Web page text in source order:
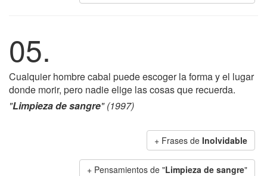
05.
Cualquier hombre cabal puede escoger la forma y el lugar
donde morir, pero nadie elige las cosas que recuerda.
"Limpieza de sangre" (1997)
+ Frases de Inolvidable
+ Pensamientos de "Limpieza de sangre"